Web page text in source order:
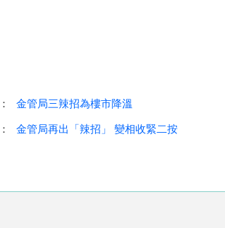
金管局三辣招為樓市降溫
金管局再出「辣招」 變相收緊二按